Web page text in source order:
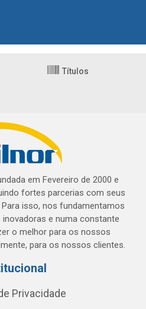
Títulos
em Fevereiro de 2000 e
fortes parcerias com seus
isso, nos fundamentamos
e numa constante
o melhor para os nossos
para os nossos clientes.
Privacidade